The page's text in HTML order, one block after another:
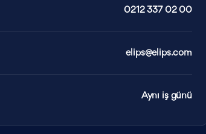
0212 337 02 00
elips@elips.com
Aynı iş günü